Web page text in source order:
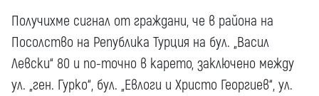
Получихме сигнал от граждани, че в района на
Посолство на Република Турция на бул. „Васил
Левски“ 80 и по-точно в карето, заключено между
ул. „ген. Гурко“, бул. „Евлоги и Христо Георгиев“, ул.